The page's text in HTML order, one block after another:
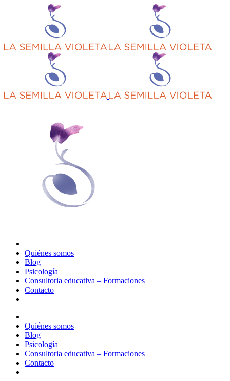
Quiénes somos
Blog
Psicología
Consultoria educativa – Formaciones
Contacto
Quiénes somos
Blog
Psicología
Consultoria educativa – Formaciones
Contacto